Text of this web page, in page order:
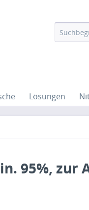
Lösungen
95%, zur